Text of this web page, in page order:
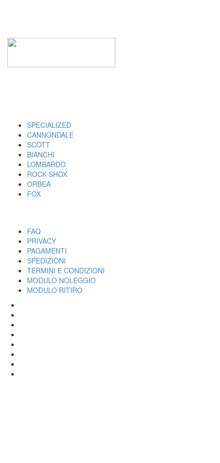
SPECIALIZED
CANNONDALE
SCOTT
BIANCHI
LOMBARDO
ROCK SHOX
ORBEA
FOX
FAQ
PRIVACY
PAGAMENTI
SPEDIZIONI
TERMINI E CONDIZIONI
MODULO NOLEGGIO
MODULO RITIRO